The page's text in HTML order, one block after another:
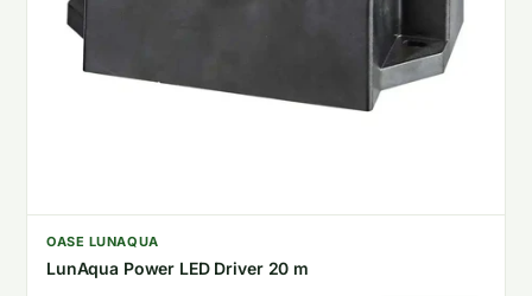
OASE LUNAQUA
LunAqua Power LED Driver 20 m